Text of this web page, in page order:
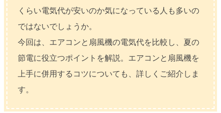
くらい電気代が安いのか気になっている人も多いの
ではないでしょうか。
今回は、エアコンと扇風機の電気代を比較し、夏の
節電に役立つポイントを解説。エアコンと扇風機を
上手に併用するコツについても、詳しくご紹介しま
す。